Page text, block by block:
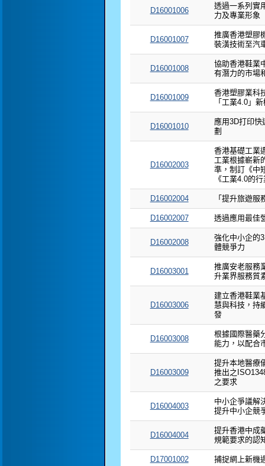
D16001006
透過一系列實
力及專業形象
D16001007
推廣香港塑膠
裝潢技術至汽
D16001008
協助香港鞋業
有潛力的市場
D16001009
香港塑膠業科
「工業4.0」
D16001010
應用3D打印
劃
D16002003
香港基礎工業
工業根據嶄新
準，制訂《中
《工業4.0的
D16002004 「提升旅遊
D16002007 透過應用最佳
D16002008
強化中小企的
體競爭力
D16003001
推廣安老服務
升業界服務質
D16003006
建立香港鞋業
慧與科技，持
發
D16003008
根據國際醫藥
能力，以配合
D16003009
提升本地醫療
推出之
之要求
D16004003
中小企爭議解
提升中小企競
D16004004
提升香港中成
規範要求的認
D17001002 捕捉網上新機